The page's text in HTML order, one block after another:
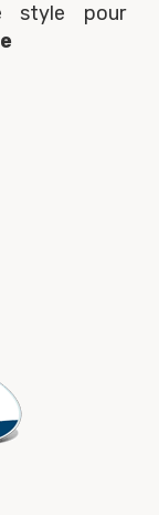
style pour